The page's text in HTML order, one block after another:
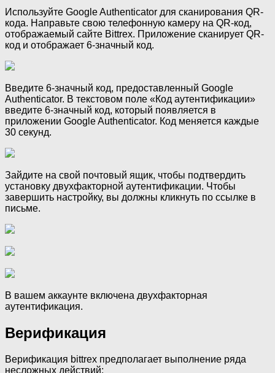
Используйте Google Authenticator для сканирования QR-
кода. Направьте свою телефонную камеру на QR-код,
отображаемый сайте Bittrex. Приложение сканирует QR-
код и отображает 6-значный код.
Введите 6-значный код, предоставленный Google
Authenticator. В текстовом поле «Код аутентификации»
введите 6-значный код, который появляется в
приложении Google Authenticator. Код меняется каждые
30 секунд.
Зайдите на свой почтовый ящик, чтобы подтвердить
установку двухфакторной аутентификации. Чтобы
завершить настройку, вы должны кликнуть по ссылке в
письме.
В вашем аккаунте включена двухфакторная
аутентификация.
Верификация
Верификация bittrex предполагает выполнение ряда
несложных действий: